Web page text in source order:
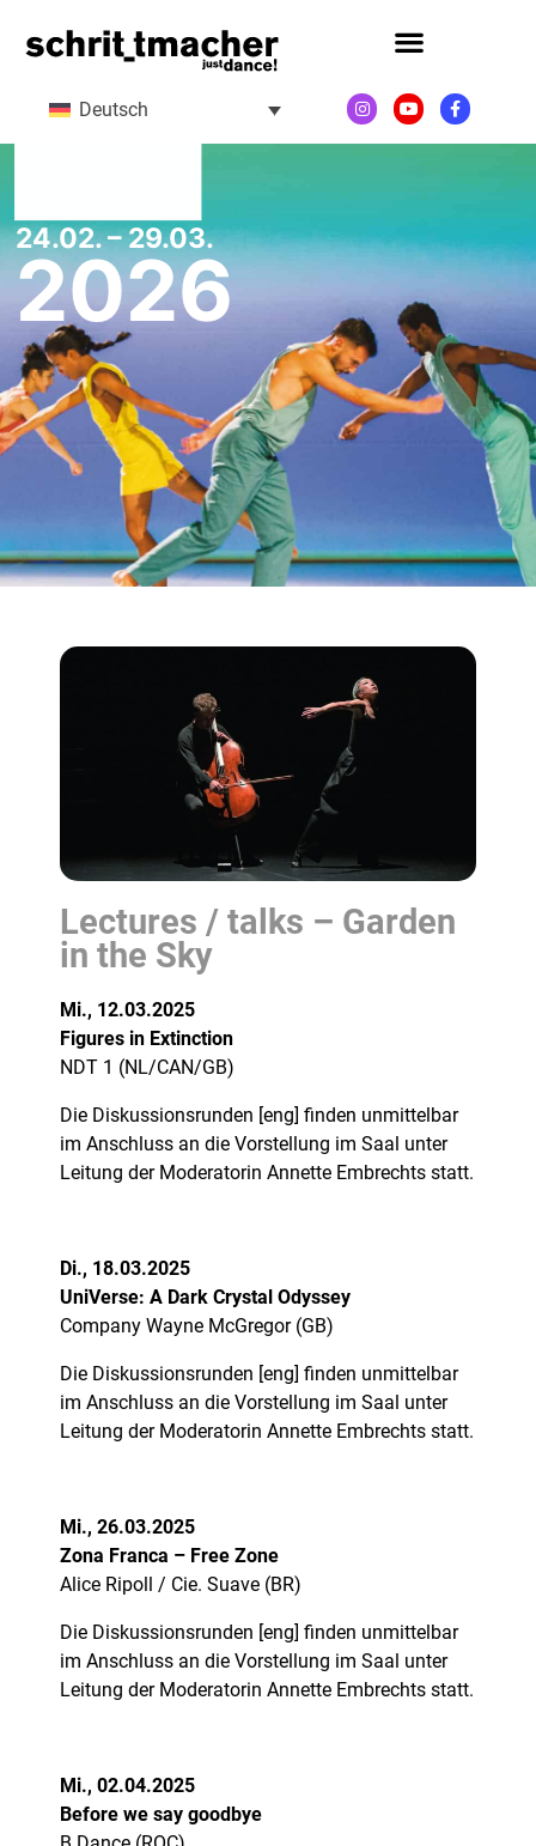
Deutsch
24.02. – 29.03.
2026
Lectures / talks – Garden
in the Sky
Mi., 12.03.2025
Figures in Extinction
NDT 1 (NL/CAN/GB)
Die Diskussionsrunden [eng] finden unmittelbar
im Anschluss an die Vorstellung im Saal unter
Leitung der Moderatorin Annette Embrechts statt.
Di., 18.03.2025
UniVerse: A Dark Crystal Odyssey
Company Wayne McGregor (GB)
Die Diskussionsrunden [eng] finden unmittelbar
im Anschluss an die Vorstellung im Saal unter
Leitung der Moderatorin Annette Embrechts statt.
Mi., 26.03.2025
Zona Franca – Free Zone
Alice Ripoll / Cie. Suave (BR)
Die Diskussionsrunden [eng] finden unmittelbar
im Anschluss an die Vorstellung im Saal unter
Leitung der Moderatorin Annette Embrechts statt.
Mi., 02.04.2025
Before we say goodbye